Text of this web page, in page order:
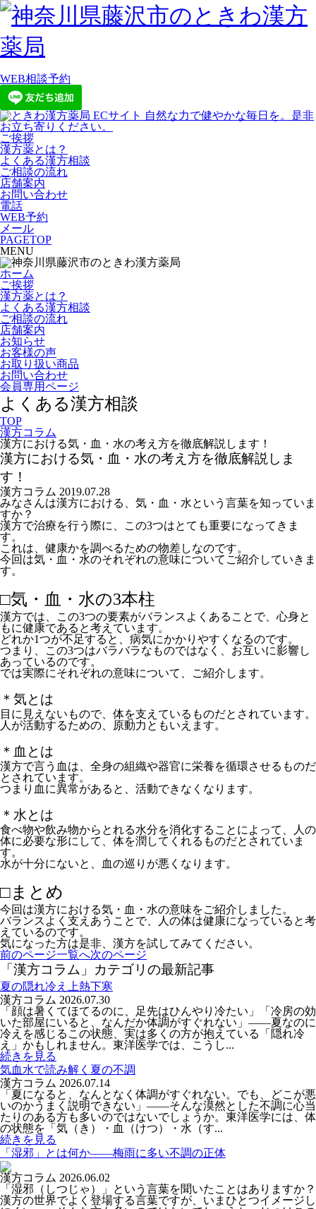
WEB相談予約
ご挨拶
漢方薬とは？
よくある漢方相談
ご相談の流れ
店舗案内
お問い合わせ
電話
WEB予約
メール
PAGETOP
MENU
ホーム
ご挨拶
漢方薬とは？
よくある漢方相談
ご相談の流れ
店舗案内
お知らせ
お客様の声
お取り扱い商品
お問い合わせ
会員専用ページ
よくある漢方相談
TOP
漢方コラム
漢方における気・血・水の考え方を徹底解説します！
漢方における気・血・水の考え方を徹底解説しま
す！
漢方コラム 2019.07.28
みなさんは漢方における、気・血・水という言葉を知っていま
すか？
漢方で治療を行う際に、この3つはとても重要になってきま
す。
これは、健康かを調べるための物差しなのです。
今回は気・血・水のそれぞれの意味についてご紹介していきま
す。
□気・血・水の3本柱
漢方では、この3つの要素がバランスよくあることで、心身と
もに健康であると考えています。
どれか1つが不足すると、病気にかかりやすくなるのです。
つまり、この3つはバラバラなものではなく、お互いに影響し
あっているのです。
では実際にそれぞれの意味について、ご紹介します。
＊気とは
目に見えないもので、体を支えているものだとされています。
人が活動するための、原動力ともいえます。
＊血とは
漢方で言う血は、全身の組織や器官に栄養を循環させるものだ
とされています。
つまり血に異常があると、活動できなくなります。
＊水とは
食べ物や飲み物からとれる水分を消化することによって、人の
体に必要な形にして、体を潤してくれるものだとされていま
す。
水が十分にないと、血の巡りが悪くなります。
□まとめ
今回は漢方における気・血・水の意味をご紹介しました。
バランスよく支えあうことで、人の体は健康になっていると考
えているのです。
気になった方は是非、漢方を試してみてください。
前のページ一覧へ次のページ
「漢方コラム」カテゴリの最新記事
夏の隠れ冷え上熱下寒
漢方コラム 2026.07.30
「顔は暑くてほてるのに、足先はひんやり冷たい」「冷房の効
いた部屋にいると、なんだか体調がすぐれない」――夏なのに
冷えを感じるこの状態、実は多くの方が抱えている「隠れ冷
え」かもしれません。東洋医学では、こうし...
続きを見る
気血水で読み解く夏の不調
漢方コラム 2026.07.14
「夏になると、なんとなく体調がすぐれない。でも、どこが悪
いのかうまく説明できない」――そんな漠然とした不調に心当
たりのある方も多いのではないでしょうか。東洋医学には、体
の状態を「気（き）・血（けつ）・水（す...
続きを見る
「湿邪」とは何か――梅雨に多い不調の正体
漢方コラム 2026.06.02
「湿邪（しつじゃ）」という言葉を聞いたことはありますか？
漢方の世界でよく登場する言葉ですが、いまひとつイメージし